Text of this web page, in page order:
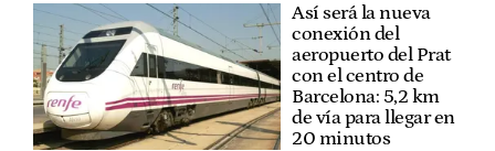
Así será la nueva
conexión del
aeropuerto del Prat
con el centro de
Barcelona: 5,2 km
de vía para llegar en
20 minutos